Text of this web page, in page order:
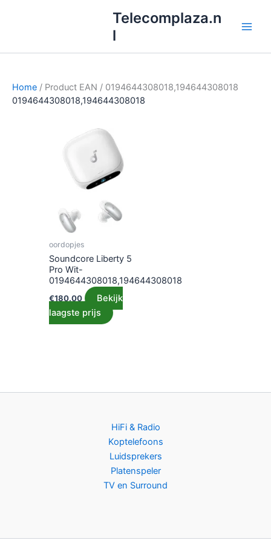
inhoud
Telecomplaza.n
l
Home / Product EAN / 0194644308018,194644308018
0194644308018,194644308018
oordopjes
Soundcore Liberty 5
Pro Wit-
0194644308018,194644308018
€180.00
Bekijk
laagste prijs
HiFi & Radio
Koptelefoons
Luidsprekers
Platenspeler
TV en Surround